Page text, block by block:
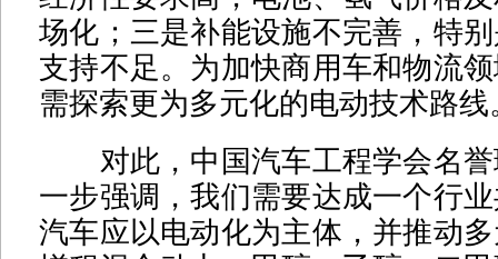
场化；三是补能设施不完善，特
支持不足。为加快商用车和物流
需探索更为多元化的电动技术路线
对此，中国汽车工程学会名誉
一步强调，我们需要达成一个行
汽车应以电动化为主体，并推动